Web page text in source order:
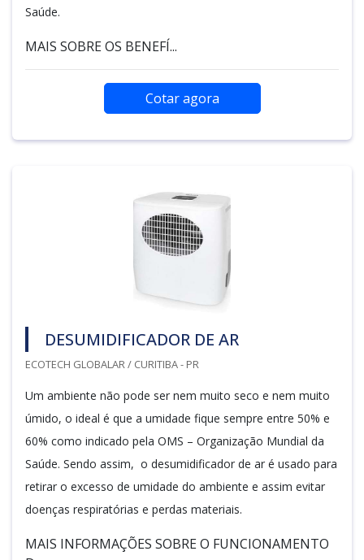
Saúde.
MAIS SOBRE OS BENEFÍ...
Cotar agora
DESUMIDIFICADOR DE AR
ECOTECH GLOBALAR / CURITIBA - PR
Um ambiente não pode ser nem muito seco e nem muito
úmido, o ideal é que a umidade fique sempre entre 50% e
60% como indicado pela OMS – Organização Mundial da
Saúde. Sendo assim, o desumidificador de ar é usado para
retirar o excesso de umidade do ambiente e assim evitar
doenças respiratórias e perdas materiais.
MAIS INFORMAÇÕES SOBRE O FUNCIONAMENTO